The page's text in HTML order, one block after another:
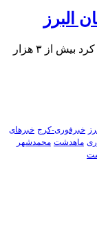
البرز
مدیر جهاد کشاورزی شهرستان البرز پیش بینی کرد بیش از ۳ هزار
خبرفوری-کرج خبرهای
ماهدشت محمدشهر